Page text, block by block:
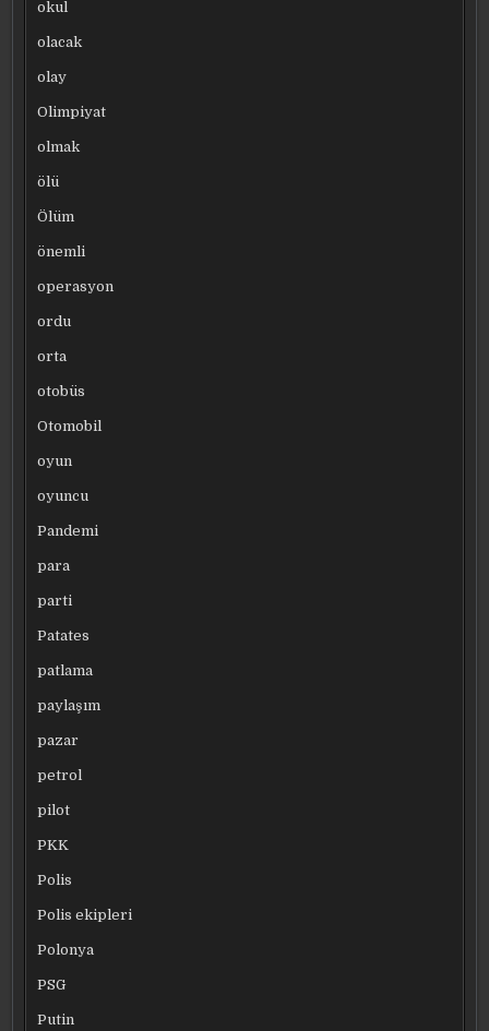
okul
olacak
olay
Olimpiyat
olmak
ölü
Ölüm
önemli
operasyon
ordu
orta
otobüs
Otomobil
oyun
oyuncu
Pandemi
para
parti
Patates
patlama
paylaşım
pazar
petrol
pilot
PKK
Polis
Polis ekipleri
Polonya
PSG
Putin